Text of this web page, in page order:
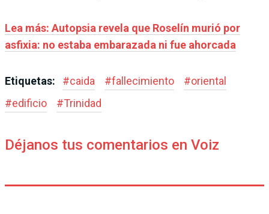
Lea más: Autopsia revela que Roselín murió por
asfixia: no estaba embarazada ni fue ahorcada
Etiquetas: #caida #fallecimiento #oriental
#edificio #Trinidad
Déjanos tus comentarios en Voiz